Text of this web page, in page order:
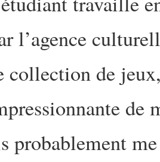
l’agence
collection de
de
probablement